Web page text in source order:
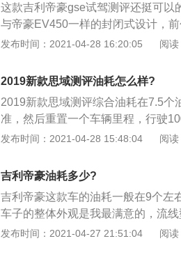
级为TFT仪表盘。
这款吉利帝豪gse试驾测评还挺可以
与帝豪EV450一样的封闭式设计，
仅在两侧留有通风口。车尾部分与
式的设计，而水波涟漪中网的家族
技感的；3、内饰部分依旧是吉利
非常舒适，而且相关配置也是再同
意；4、动力系统，根据之前厂家透
同的动力系统，搭载一台120千瓦的
发布时间：2021-04-28 16:20:05 阅
2019新款思域测评油耗怎么样?
2019新款思域测评综合油耗在7.5个
准，然后重置一个车辆里程，行驶
看加了几升的油，简单的除法就能
为升\/百公里，汽车静止时显示为升
低，基本上没有参考价值；3、平均
一般以百公里来计算，也叫作百公
汽车消耗了几升油，但这中间也有
有行驶，怠速所产生的的油耗很多汽
发布时间：2021-04-28 15:48:04 阅
吉利帝豪油耗多少?
吉利帝豪这款车的油耗一般在9个左
车子的整体外观是我最满意的，流
新潮的天幕设计，真的是非常的喜
发布时间：2021-04-27 21:51:04 阅